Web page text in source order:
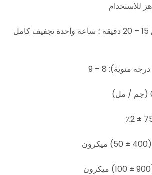
للاستخدام
وقت التجفيف: لمس 15 – 20 دقيقة ؛ ساعة واحدة تجفيف كامل